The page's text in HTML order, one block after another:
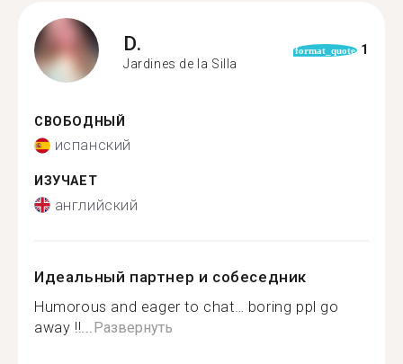
D.
Jardines de la Silla
format_quote 1
СВОБОДНЫЙ
испанский
ИЗУЧАЕТ
английский
Идеальный партнер и собеседник
Humorous and eager to chat… boring ppl go
away !!... Развернуть